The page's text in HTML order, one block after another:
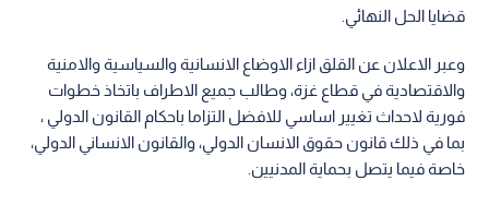
قضايا الحل النهائي.
وعبر الاعلان عن القلق ازاء الاوضاع الانسانية والسياسية والامنية
والاقتصادية في قطاع غزة، وطالب جميع الاطراف باتخاذ خطوات
فورية لاحداث تغيير اساسي للافضل التزاما باحكام القانون الدولي ،
بما في ذلك قانون حقوق الانسان الدولي، والقانون الانساني الدولي،
خاصة فيما يتصل بحماية المدنيين.